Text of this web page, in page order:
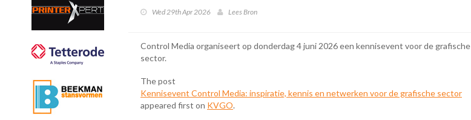
Wed 29th Apr 2026 Lees Bron
Control Media organiseert op donderdag 4 juni 2026 een kennisevent voor de grafische
sector.
The post
Kennisevent Control Media: inspiratie, kennis en netwerken voor de grafische sector
appeared first on KVGO.